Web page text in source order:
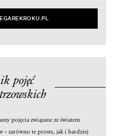
pojęć
pojęcia związane ze światem
– zarówno te proste, jak i bardziej